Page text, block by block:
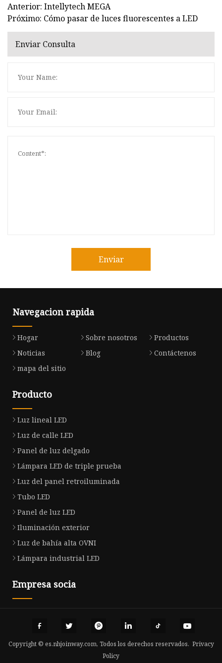
Anterior: Intellytech MEGA
Próximo: Cómo pasar de luces fluorescentes a LED
Enviar Consulta
Enviar
Navegacion rapida
Hogar Sobre nosotros
Productos
Noticias
Blog
Contáctenos
mapa del sitio
Producto
Luz lineal LED
Luz de calle LED
Panel de luz delgado
Lámpara LED de triple prueba
Luz del panel retroiluminada
Tubo LED
Panel de luz LED
Iluminación exterior
Luz de bahía alta OVNI
Lámpara industrial LED
Empresa socia
Copyright © es.nhjoinway.com, Todos los derechos reservados. Privacy
Policy